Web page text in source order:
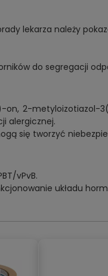
lekarza należy
do segregacji
on, 2-
alergicznej.
się tworzyć
vPvB.
układu